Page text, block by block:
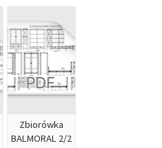
Zbiorówka
BALMORAL 2/2